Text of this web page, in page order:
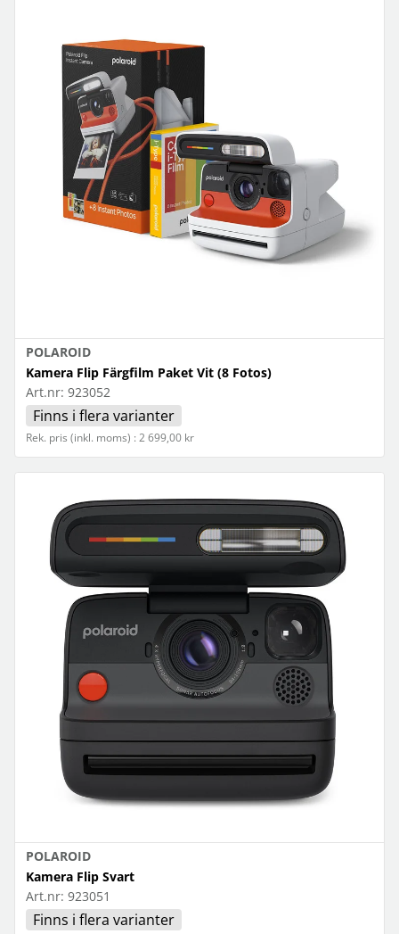
POLAROID
Kamera Flip Färgfilm Paket Vit (8 Fotos)
Art.nr: 923052
Finns i flera varianter
Rek. pris (inkl. moms) : 2 699,00 kr
POLAROID
Kamera Flip Svart
Art.nr: 923051
Finns i flera varianter